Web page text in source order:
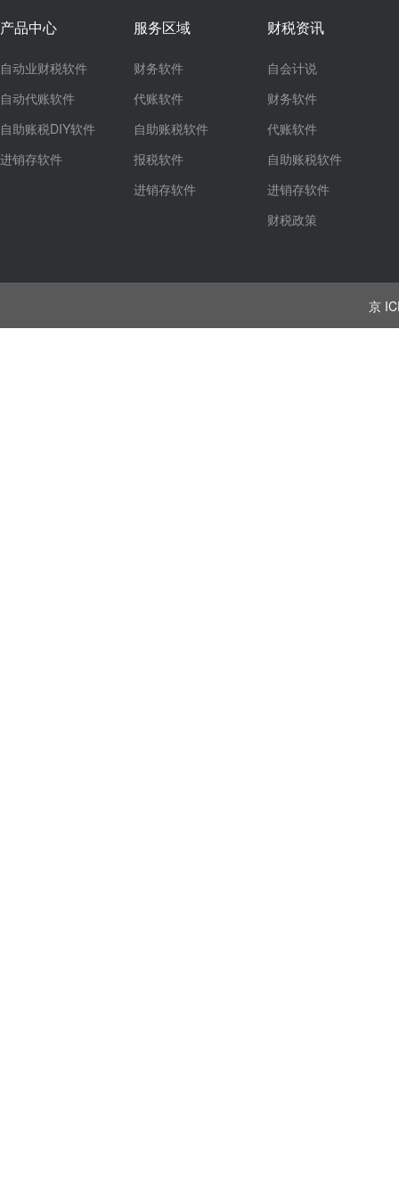
产品中心
自动业财税软件
自动代账软件
自助账税DIY软件
进销存软件
服务区域
财务软件
代账软件
自助账税软件
报税软件
进销存软件
财税资讯
自会计说
财务软件
代账软件
自助账税软件
进销存软件
财税政策
京